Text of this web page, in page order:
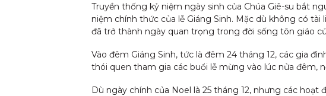
Truyền thống kỷ niệm ngày sinh của Chúa Giê-su bắt
niệm chính thức của lễ Giáng Sinh. Mặc dù không có tài
đã trở thành ngày quan trọng trong đời sống tôn giáo
Vào đêm Giáng Sinh, tức là đêm 24 tháng 12, các gia
thói quen tham gia các buổi lễ mừng vào lúc nửa đêm,
Dù ngày chính của Noel là 25 tháng 12, nhưng các